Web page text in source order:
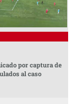
por captura de
al caso